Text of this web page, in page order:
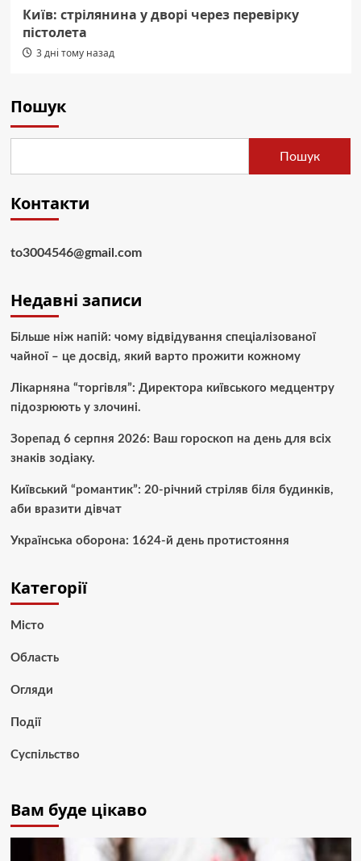
Київ: стрілянина у дворі через перевірку
пістолета
3 дні тому назад
Пошук
Пошук
Контакти
to3004546@gmail.com
Недавні записи
Більше ніж напій: чому відвідування спеціалізованої
чайної – це досвід, який варто прожити кожному
Лікарняна “торгівля”: Директора київського медцентру
підозрюють у злочині.
Зорепад 6 серпня 2026: Ваш гороскоп на день для всіх
знаків зодіаку.
Київський “романтик”: 20-річний стріляв біля будинків,
аби вразити дівчат
Українська оборона: 1624-й день протистояння
Категорії
Місто
Область
Огляди
Події
Суспільство
Вам буде цікаво